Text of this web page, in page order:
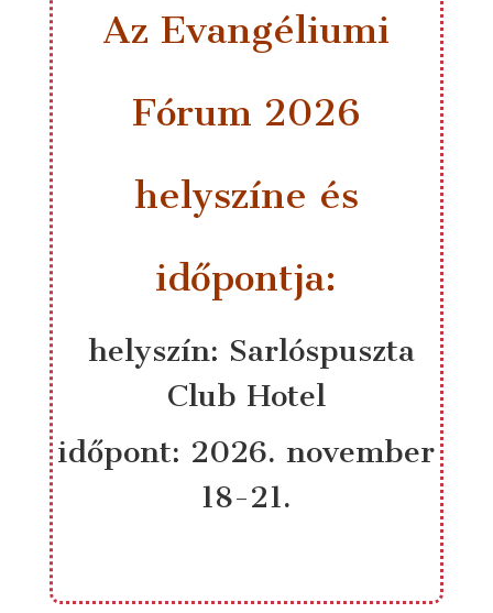
Az Evangéliumi
Fórum 2026
helyszíne és
időpontja:
helyszín: Sarlóspuszta
Club Hotel
időpont: 2026. november
18-21.